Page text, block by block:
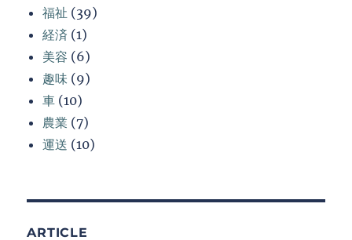
福祉 (39)
経済 (1)
美容 (6)
趣味 (9)
車 (10)
農業 (7)
運送 (10)
ARTICLE